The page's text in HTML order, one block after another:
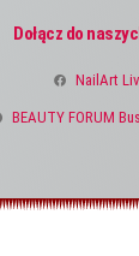
Dołącz do
NailArt
BEAUTY FORUM